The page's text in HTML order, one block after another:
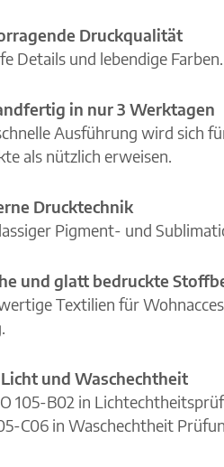
Druckqualität
Details und lebendige Farben.
in nur 3 Werktagen
Ausführung wird sich
als nützlich erweisen.
Drucktechnik
Pigment- und
und glatt bedruckte
Textilien für
und Waschechtheit
105-B02 in
C06 in Waschechtheit